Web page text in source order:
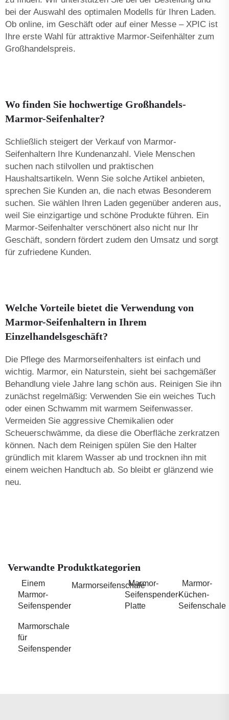
bei der Auswahl des optimalen Modells für Ihren Laden.
Ob online, im Geschäft oder auf einer Messe – XPIC ist
Ihre erste Wahl für attraktive Marmor-Seifenhälter zum
Großhandelspreis.
Wo finden Sie hochwertige Großhandels-
Marmor-Seifenhalter?
Schließlich steigert der Verkauf von Marmor-
Seifenhaltern Ihre Kundenanzahl. Viele Menschen
suchen nach stilvollen und praktischen
Haushaltsartikeln. Wenn Sie solche Artikel anbieten,
sprechen Sie Kunden an, die nach etwas Besonderem
suchen. Sie wählen Ihren Laden gegenüber anderen aus,
weil Sie einzigartige und schöne Produkte führen. Ein
Marmor-Seifenhalter verschönert also nicht nur Ihr
Geschäft, sondern fördert zudem den Umsatz und sorgt
für zufriedene Kunden.
Welche Vorteile bietet die Verwendung von
Marmor-Seifenhaltern in Ihrem
Einzelhandelsgeschäft?
Die Pflege des Marmorseifenhalters ist einfach und
wichtig. Marmor, ein Naturstein, sieht bei sachgemäßer
Behandlung viele Jahre lang schön aus. Reinigen Sie ihn
zunächst regelmäßig: Verwenden Sie ein weiches Tuch
oder einen Schwamm mit warmem Seifenwasser.
Vermeiden Sie aggressive Chemikalien oder
Scheuerschwämme, da diese die Oberfläche zerkratzen
können. Nach dem Reinigen spülen Sie den Halter
gründlich mit klarem Wasser ab und trocknen ihn mit
einem weichen Handtuch ab. So bleibt er glänzend wie
neu.
Verwandte Produktkategorien
Einem
Marmor-
Seifenspender
Marmorseifenschale
Marmor-
Seifenspender-
Platte
Marmor-
Küchen-
Seifenschale
Marmorschale
für
Seifenspender